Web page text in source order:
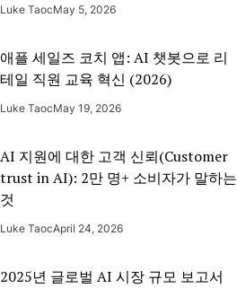
Luke TaocMay 5, 2026
애플 세일즈 코치 앱: AI 챗봇으로 리
테일 직원 교육 혁신 (2026)
Luke TaocMay 19, 2026
AI 지원에 대한 고객 신뢰(Customer
trust in AI): 2만 명+ 소비자가 말하는
것
Luke TaocApril 24, 2026
2025년 글로벌 AI 시장 규모 보고서